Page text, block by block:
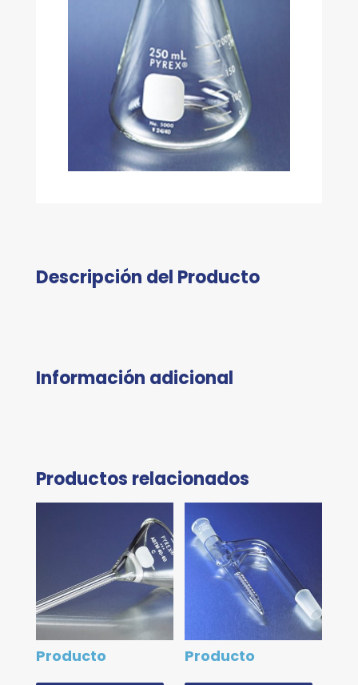
Descripción del Producto
Información adicional
Productos relacionados
Producto Producto